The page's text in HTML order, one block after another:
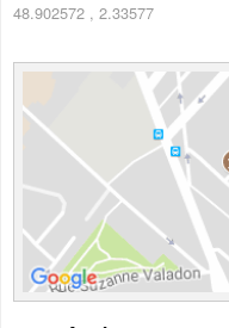
48.902572 , 2.33577